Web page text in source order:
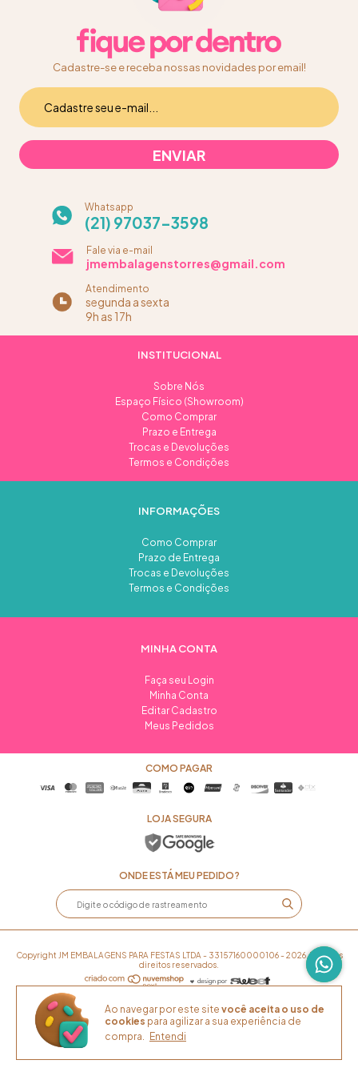
Ao navegar por este site você aceita o uso de
cookies para agilizar a sua experiência de
compra. Entendi
Cadastre-se e receba nossas novidades por email!
Whatsapp
(21) 97037-3598
Fale via e-mail
jmembalagenstorres@gmail.com
Atendimento
segunda a sexta
9h as 17h
INSTITUCIONAL
Sobre Nós
Espaço Físico (Showroom)
Como Comprar
Prazo e Entrega
Trocas e Devoluções
Termos e Condições
INFORMAÇÕES
Como Comprar
Prazo de Entrega
Trocas e Devoluções
Termos e Condições
MINHA CONTA
Faça seu Login
Minha Conta
Editar Cadastro
Meus Pedidos
COMO PAGAR
LOJA SEGURA
ONDE ESTÁ MEU PEDIDO?
Copyright JM EMBALAGENS PARA FESTAS LTDA - 33157160000106 - 2026. Todos os
direitos reservados.